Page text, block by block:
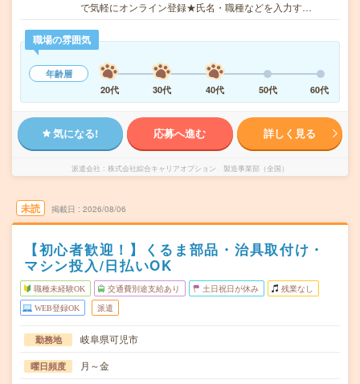
で気軽にオンライン登録★氏名・職種などを入力す…
職場の雰囲気
年齢層
20代
30代 40代 50代 60代
気になる! 応募へ進む 詳しく見る
派遣会社 株式会社綜合キャリアオプション 製造事業部（全国）
未読 掲載日 2026/08/06
【初心者歓迎！】くるま部品・治具取付け・
マシン投入/日払いOK
職種未経験OK 交通費別途支給あり 土日祝日が休み 残業なし
WEB登録OK 派遣
勤務地 岐阜県可児市
曜日頻度 月～金